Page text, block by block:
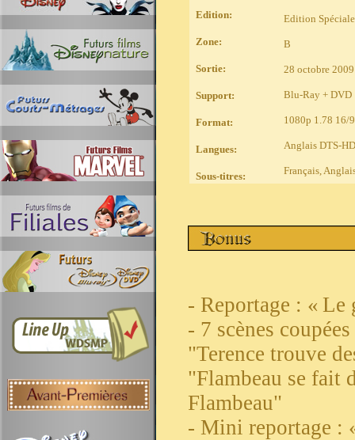
Edition:
Zone:
Sortie:
Support:
Format:
Langues:
Sous-titres:
Edition
B
28 octobre 2009
Blu-Ray + DVD
1080p 1.78 16/9
Anglais DTS-
Français,
- Reportage : « Le
- 7 scènes
"Terence trouve
"Flambeau se fait
Flambeau"
- Mini reportage :